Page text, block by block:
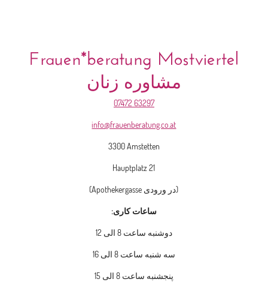
Frauen*beratung Mostviertel
مشاوره زنان
07472 63297
info@frauenberatung.co.at
3300 Amstetten
Hauptplatz 21
(در ورودی
ساعات کاری:
دوشنبه ساعت 8 الی
سه شنبه ساعت 8 الی 16
پنجشنبه ساعت 8 الی 15